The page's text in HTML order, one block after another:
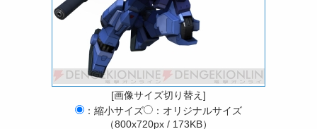
[画像サイズ切り替え]
：縮小サイズ
：オリジナルサイズ
（800x720px / 173KB）